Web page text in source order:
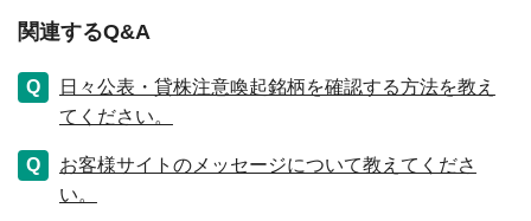
関連するQ&A
日々公表・貸株注意喚起銘柄を確認する方法を教え
てください。
お客様サイトのメッセージについて教えてくださ
い。